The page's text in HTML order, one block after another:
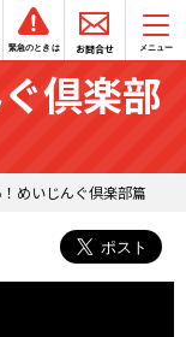
緊急のときは お問合せ メニュー
倶楽部
めいじんぐ倶楽部篇